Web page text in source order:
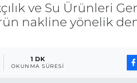
ve Su Ürünleri
nakline yönelik
1 DK
OKUNMA SÜRESI